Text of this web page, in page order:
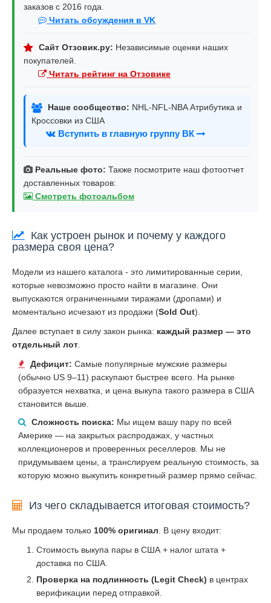
заказов с 2016 года.
Читать обсуждения в VK
Сайт Отзовик.ру: Независимые оценки наших
покупателей.
Читать рейтинг на Отзовике
Наше сообщество: NHL-NFL-NBA Атрибутика и
Кроссовки из США
Вступить в главную группу ВК
Реальные фото: Также посмотрите наш фотоотчет
доставленных товаров:
Смотреть фотоальбом
Как устроен рынок и почему у каждого
размера своя цена?
Модели из нашего каталога - это лимитированные серии,
которые невозможно просто найти в магазине. Они
выпускаются ограниченными тиражами (дропами) и
моментально исчезают из продажи (Sold Out).
Далее вступает в силу закон рынка: каждый размер — это
отдельный лот
Дефицит: Самые популярные мужские размеры
(обычно US 9–11) раскупают быстрее всего. На рынке
образуется нехватка, и цена выкупа такого размера в США
становится выше.
Сложность поиска: Мы ищем вашу пару по всей
Америке — на закрытых распродажах, у частных
коллекционеров и проверенных реселлеров. Мы не
придумываем цены, а транслируем реальную стоимость, за
которую можно выкупить конкретный размер прямо сейчас.
Из чего складывается итоговая стоимость?
Мы продаем только 100% оригинал . В цену входит:
Стоимость выкупа пары в США + налог штата +
доставка по США.
Проверка на подлинность (Legit Check) в центрах
верификации перед отправкой.